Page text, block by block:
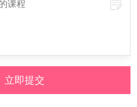
立即提交